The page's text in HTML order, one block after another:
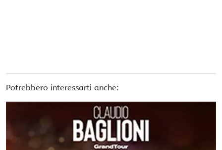
Potrebbero interessarti anche: